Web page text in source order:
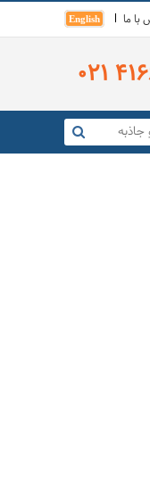
با ما English
021